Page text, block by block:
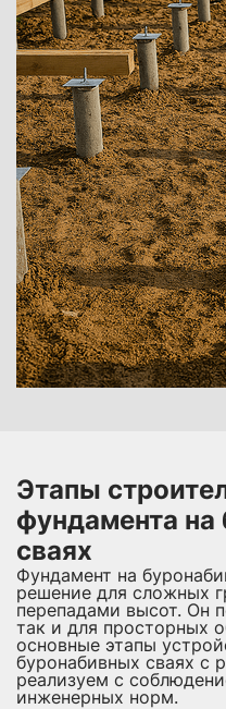
Этапы
фундамента
сваях
Фундамент на
решение для сложных
перепадами высот. Он
так и для просторных
основные этапы
буронабивных сваях с
реализуем с
инженерных норм.